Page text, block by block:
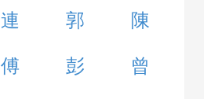
連 郭 陳
傅 彭 曾